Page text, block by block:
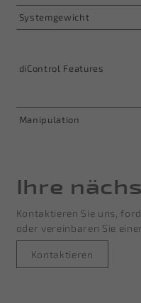
Systemgewicht
diControl Features
Manipulation
Ihre
Kontaktieren Sie uns,
oder vereinbaren Sie
Kontaktieren